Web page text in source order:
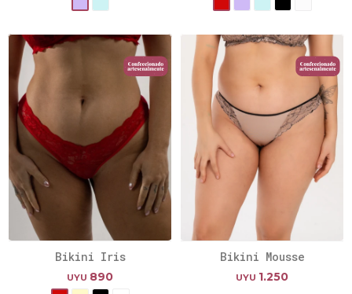
Bikini Iris
UYU 890
Bikini Mousse
UYU 1.250